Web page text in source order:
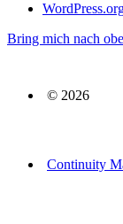
Bring mich nach
© 2026
Continuity